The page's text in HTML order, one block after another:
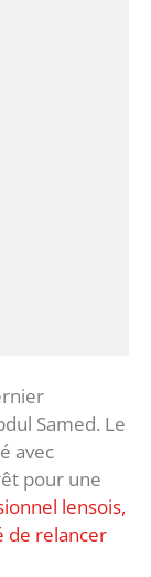
Samed. Le
avec
pour une
lensois,
de relancer